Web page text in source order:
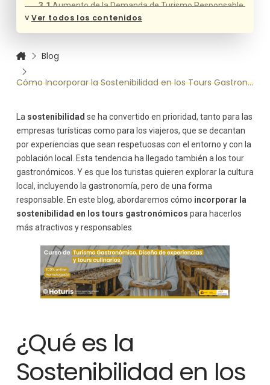
Aumento de la Demanda de Turismo Responsable
Beneficios para las Comunidades Locales
Protección del Medio Ambiente
Estrategias para Incorporar la Sostenibilidad en los
Tours Gastronómicos
Orgánicos
Reducción del Uso de Plásticos y Envases de un
Integración de Productos y Recetas Tradicionales
Fomento de la Educación sobre la Sostenibilidad
Reducción de la Huella de Carbono en el
Casos de Éxito en la Implementación de la
Sostenibilidad en los Tours Gastronómicos
Ejemplo 1: Tour Gastronómico en Italia
Ejemplo 2: Turismo Gastronómico en España
Conclusión: El Futuro de los Tours Gastronómicos
Sostenibles
˅Ver todos los contenidos
Blog
Cómo Incorporar la Sostenibilidad en los Tours Gastronómicos
La sostenibilidad se ha convertido en prioridad, tanto para las
empresas turísticas como para los viajeros, que se decantan
por experiencias que sean respetuosas con el entorno y con la
población local. Esta tendencia ha llegado también a los tour
gastronómicos. Y es que los turistas quieren explorar la cultura
local, incluyendo la gastronomía, pero de una forma
responsable. En este blog, abordaremos cómo incorporar la
sostenibilidad en los tours gastronómicos para hacerlos
más atractivos y responsables.
¿Qué es la
Sostenibilidad en los